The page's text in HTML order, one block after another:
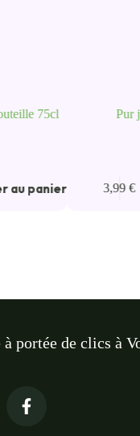
75cl
au panier
Pur
3,99€
portée de clics à